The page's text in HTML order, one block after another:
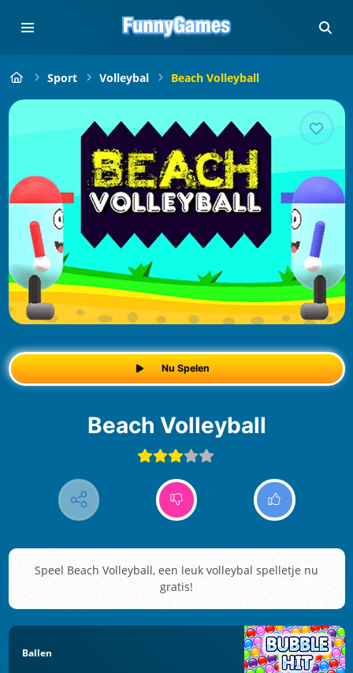
Sport Volleybal Beach Volleyball
Nu Spelen
Beach Volleyball
Speel Beach Volleyball, een leuk volleybal spelletje nu
gratis!
Ballen